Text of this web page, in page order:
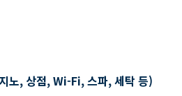
노, 상점, Wi-Fi, 스파, 세탁 등)